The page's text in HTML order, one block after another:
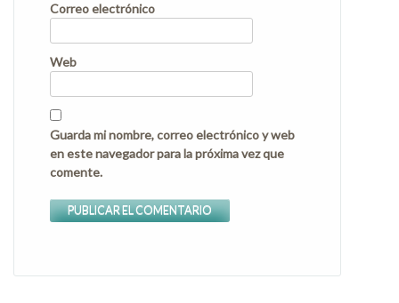
Correo electrónico
Web
Guarda mi nombre, correo electrónico y web
en este navegador para la próxima vez que
comente.